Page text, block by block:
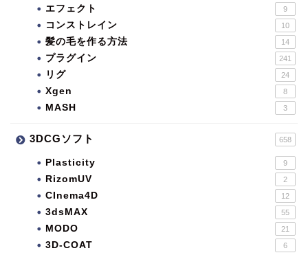
エフェクト 9
コンストレイン 10
髪の毛を作る方法 14
プラグイン 241
リグ 24
Xgen 8
MASH 3
3DCGソフト 658
Plasticity 9
RizomUV 2
CInema4D 12
3dsMAX 55
MODO 21
3D-COAT 6